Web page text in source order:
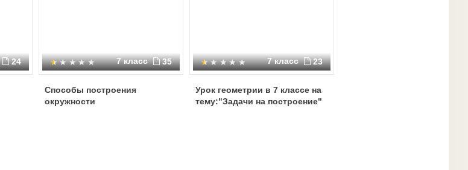
24 7 класс 35
Способы построения
окружности
7 класс 23
Урок геометрии в 7 классе на
тему:"Задачи на построение"